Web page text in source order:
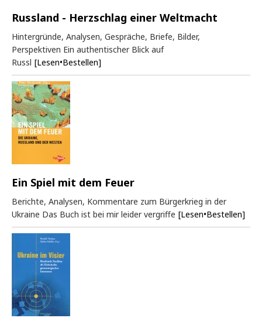
Russland - Herzschlag einer Weltmacht
Hintergründe, Analysen, Gespräche, Briefe, Bilder,
Perspektiven Ein authentischer Blick auf
Russl [Lesen•Bestellen]
Ein Spiel mit dem Feuer
Berichte, Analysen, Kommentare zum Bürgerkrieg in der
Ukraine Das Buch ist bei mir leider vergriffe [Lesen•Bestellen]